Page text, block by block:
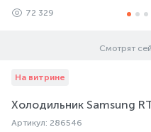
72 329
Смотрят
На витрине
Холодильник Samsung
Артикул: 286546